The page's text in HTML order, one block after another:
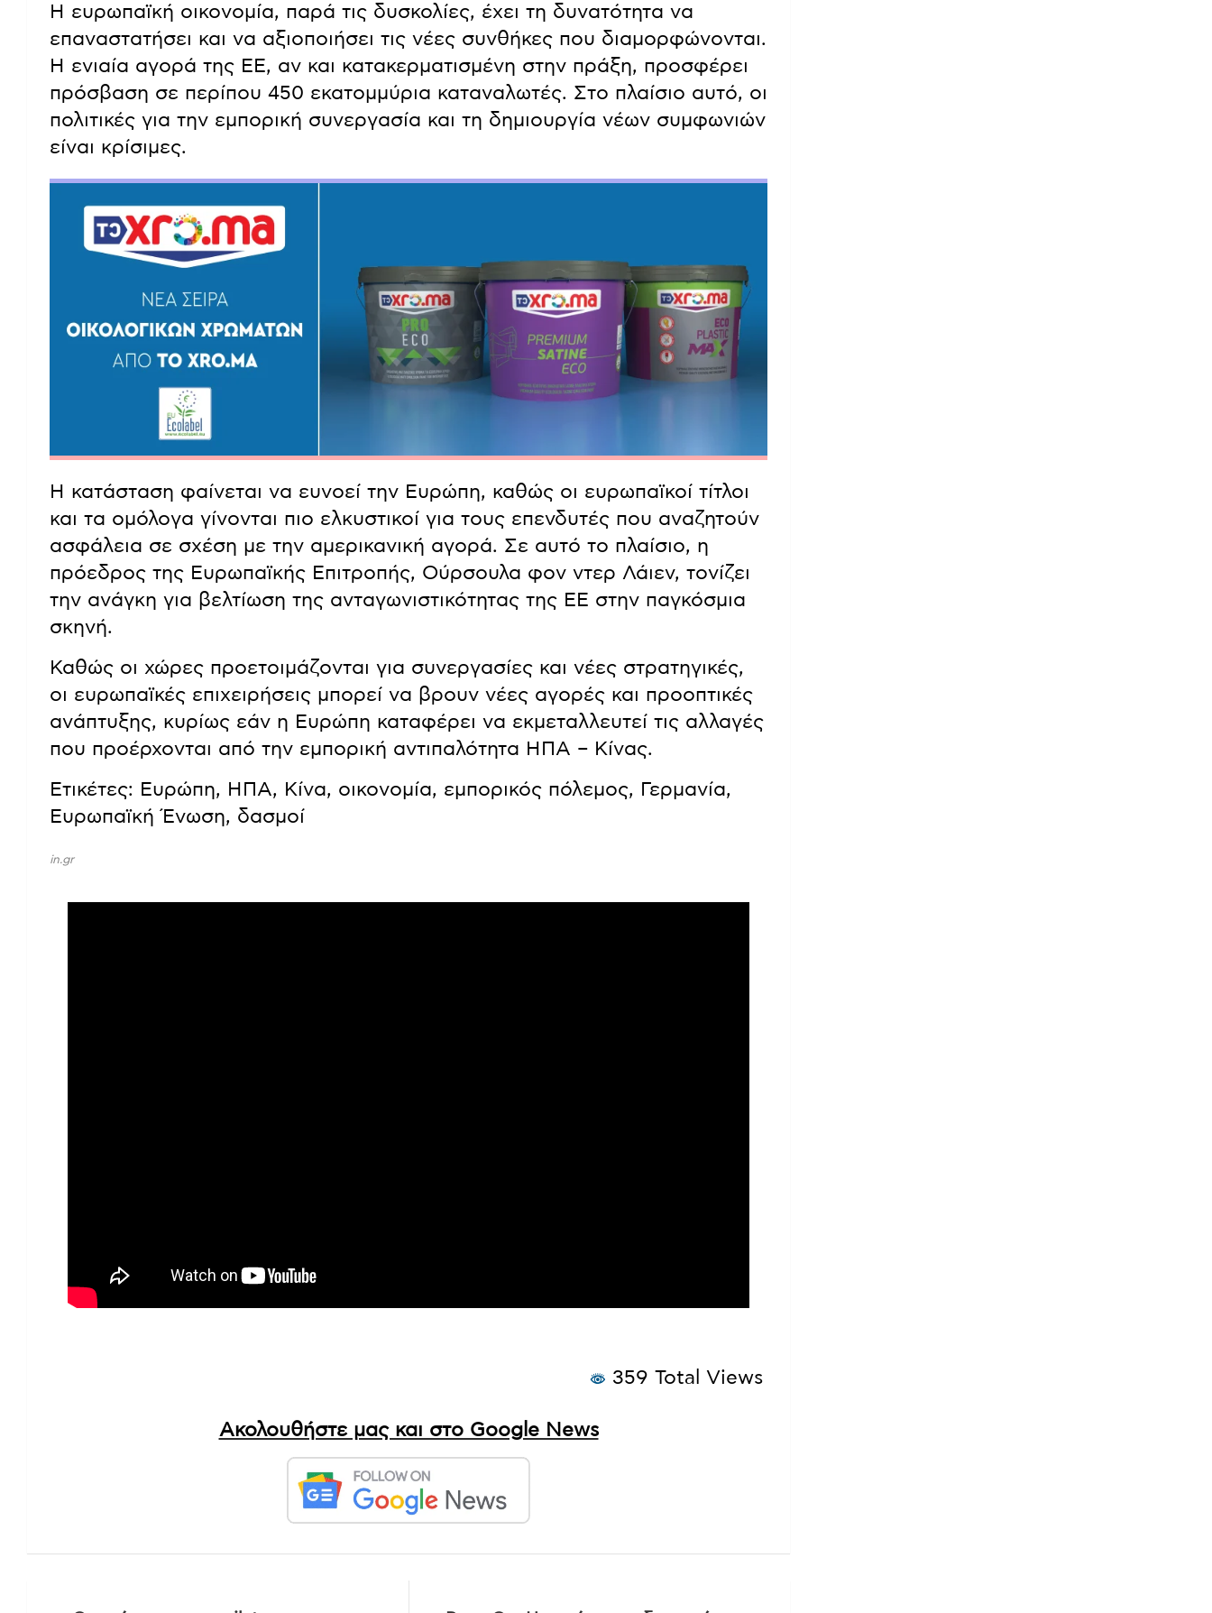
Η ευρωπαϊκή οικονομία, παρά τις δυσκολίες, έχει τη δυνατότητα να
επαναστατήσει και να αξιοποιήσει τις νέες συνθήκες που διαμορφώνονται.
Η ενιαία αγορά της ΕΕ, αν και κατακερματισμένη στην πράξη, προσφέρει
πρόσβαση σε περίπου 450 εκατομμύρια καταναλωτές. Στο πλαίσιο αυτό, οι
πολιτικές για την εμπορική συνεργασία και τη δημιουργία νέων συμφωνιών
είναι κρίσιμες.
Η κατάσταση φαίνεται να ευνοεί την Ευρώπη, καθώς οι ευρωπαϊκοί τίτλοι
και τα ομόλογα γίνονται πιο ελκυστικοί για τους επενδυτές που αναζητούν
ασφάλεια σε σχέση με την αμερικανική αγορά. Σε αυτό το πλαίσιο, η
πρόεδρος της Ευρωπαϊκής Επιτροπής, Ούρσουλα φον ντερ Λάιεν, τονίζει
την ανάγκη για βελτίωση της ανταγωνιστικότητας της ΕΕ στην παγκόσμια
σκηνή.
Καθώς οι χώρες προετοιμάζονται για συνεργασίες και νέες στρατηγικές,
οι ευρωπαϊκές επιχειρήσεις μπορεί να βρουν νέες αγορές και προοπτικές
ανάπτυξης, κυρίως εάν η Ευρώπη καταφέρει να εκμεταλλευτεί τις αλλαγές
που προέρχονται από την εμπορική αντιπαλότητα ΗΠΑ – Κίνας.
Ετικέτες: Ευρώπη, ΗΠΑ, Κίνα, οικονομία, εμπορικός πόλεμος, Γερμανία,
Ευρωπαϊκή Ένωση, δασμοί
in.gr
359 Total Views
Ακολουθήστε μας και στο Google News